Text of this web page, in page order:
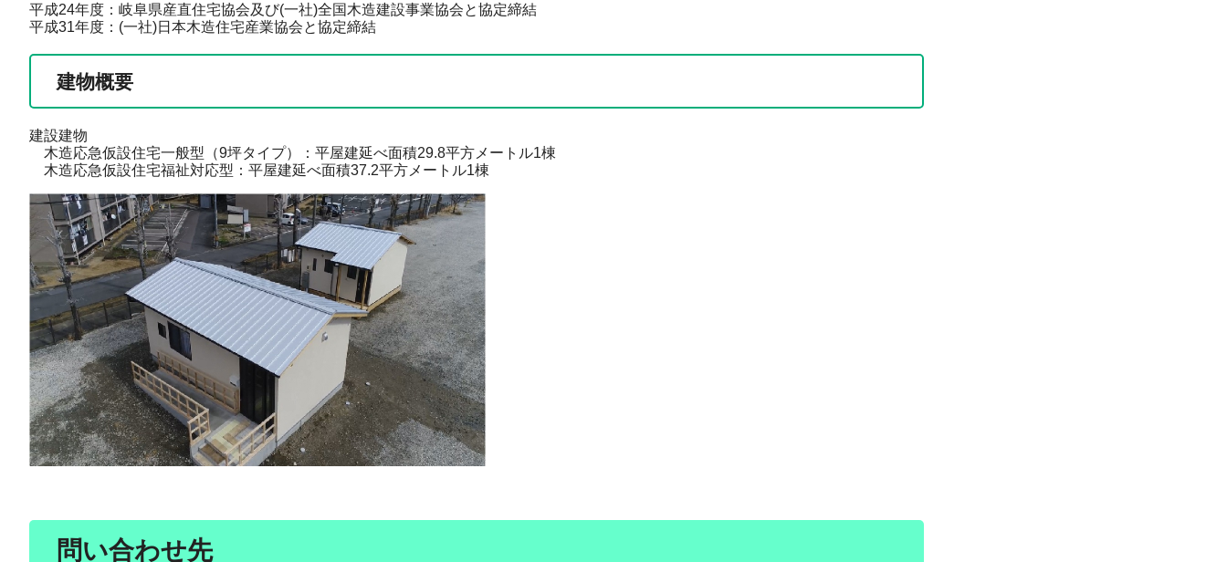
平成24年度：岐阜県産直住宅協会及び(一社)全国木造建設事業協会と協定締結
平成31年度：(一社)日本木造住宅産業協会と協定締結
建物概要
建設建物
木造応急仮設住宅一般型（9坪タイプ）：平屋建延べ面積29.8平方メートル1棟
木造応急仮設住宅福祉対応型：平屋建延べ面積37.2平方メートル1棟
問い合わせ先